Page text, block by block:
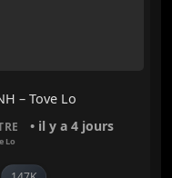
– Tove Lo
• il y a 4 jours
Lo